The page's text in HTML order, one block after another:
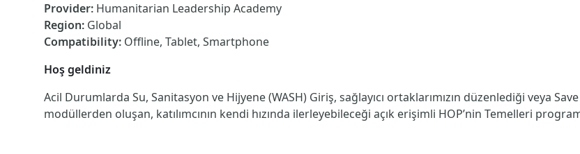
Provider: Humanitarian Leadership Academy
Region: Global
Compatibility: Offline, Tablet, Smartphone
Hoş geldiniz
Acil Durumlarda Su, Sanitasyon ve Hijyene (WASH) Giriş, sağlayıcı ortaklarımızın düzenlediği veya
modüllerden oluşan, katılımcının kendi hızında ilerleyebileceği açık erişimli HOP’nin Temelleri